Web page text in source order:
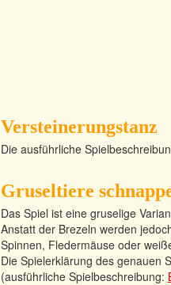
Versteinerungstanz
Die ausführliche
Gruseltiere
Das Spiel ist eine gruselige
Anstatt der Brezeln werden
Spinnen, Fledermäuse oder
Die Spielerklärung des genauen
(ausführliche Spielbeschreibung: